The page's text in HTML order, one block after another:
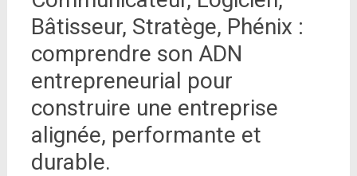
Bâtisseur, Stratège, Phénix :
comprendre son ADN
entrepreneurial pour
construire une entreprise
alignée, performante et
durable.